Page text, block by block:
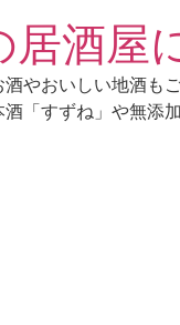
酒屋
やおいしい地酒も
「すずね」や無添